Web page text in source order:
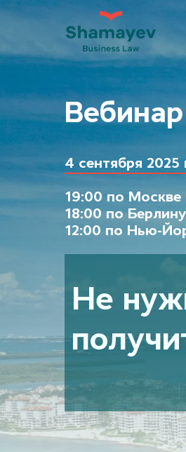
Вебинар
4 сентября 2025
19:00 по Москве
18:00 по
12:00 по Нью-
Не